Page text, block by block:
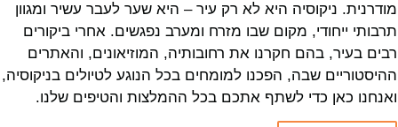
מודרנית. ניקוסיה היא לא רק עיר – היא שער לעבר עשיר ומגוון
תרבותי ייחודי, מקום שבו מזרח ומערב נפגשים. אחרי ביקורים
רבים בעיר, בהם חקרנו את רחובותיה, המוזיאונים, והאתרים
ההיסטוריים שבה, הפכנו למומחים בכל הנוגע לטיולים בניקוסיה,
ואנחנו כאן כדי לשתף אתכם בכל ההמלצות והטיפים שלנו.